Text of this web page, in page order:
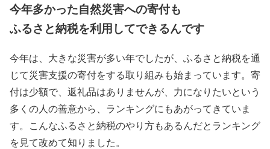
今年多かった自然災害への寄付も
ふるさと納税を利用してできるんです
今年は、大きな災害が多い年でしたが、ふるさと納税を通
じて災害支援の寄付をする取り組みも始まっています。寄
付は少額で、返礼品はありませんが、力になりたいという
多くの人の善意から、ランキングにもあがってきていま
す。こんなふるさと納税のやり方もあるんだとランキング
を見て改めて知りました。